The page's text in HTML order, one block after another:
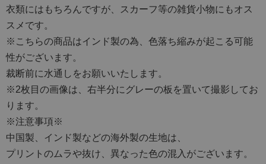
衣類にはもちろんですが、スカーフ等の雑貨小物にもオス
スメです。
※こちらの商品はインド製の為、色落ち縮みが起こる可能
性がございます。
裁断前に水通しをお願いいたします。
※2枚目の画像は、右半分にグレーの板を置いて撮影してお
ります。
※注意事項※
中国製、インド製などの海外製の生地は、
プリントのムラや抜け、異なった色の混入がございます。